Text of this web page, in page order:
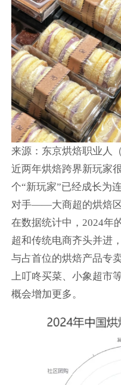
来源：东京烘焙职业人
近两年烘焙跨界新玩家
个“新玩家”已经成长为
对手——大商超的烘焙区
在数据统计中，2024年
超和传统电商齐头并进
与占首位的烘焙产品专
上叮咚买菜、小象超市
概会增加更多。